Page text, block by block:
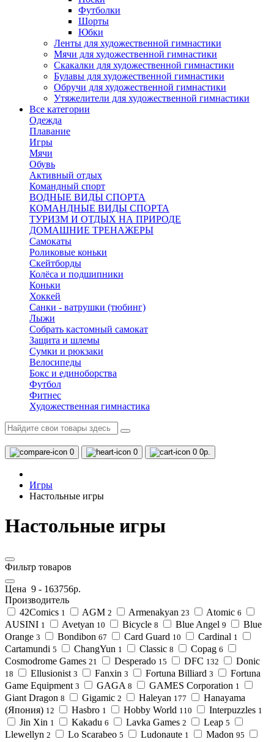
Футболки
Шорты
Юбки
Ленты для художественной гимнастики
Мячи для художественной гимнастики
Скакалки для художественной гимнастики
Булавы для художественной гимнастики
Обручи для художественной гимнастики
Утяжелители для художественной гимнастики
Все категории
Одежда
Плавание
Игры
Мячи
Обувь
Активный отдых
Командный спорт
ВОДНЫЕ ВИДЫ СПОРТА
КОМАНДНЫЕ ВИДЫ СПОРТА
ТУРИЗМ И ОТДЫХ НА ПРИРОДЕ
ДОМАШНИЕ ТРЕНАЖЕРЫ
Самокаты
Роликовые коньки
Скейтборды
Колёса и подшипники
Коньки
Хоккей
Санки - ватрушки (тюбинг)
Лыжи
Собрать кастомный самокат
Защита и шлемы
Сумки и рюкзаки
Велосипеды
Бокс и единоборства
Футбол
Фитнес
Художественная гимнастика
0 0 0 0р.
Игры
Настольные игры
Настольные игры
Фильтр товаров
Цена 9 - 163756р.
Производитель
42Comics 1 AGM 2 Armenakyan 23 Atomic 6
AUSINI 1 Avetyan 10 Bicycle 8 Blue Angel 9
Blue
Orange 3 Bondibon 67 Card Guard 10 Cardinal 1
Cartamundi 5 ChangYun 1 Classic 8 Copag 6
Cosmodrome Games 21 Desperado 15 DFC 132 Donic
18 Ellusionist 3 Fanxin 3 Fortuna Billiard 3
Fortuna
Game Equipment 3 GAGA 8 GAMES Corporation 1
Giant Dragon 8 Gigamic 2 Haleyan 177
Hanayama
(Япония) 12 Hasbro 1 Hobby World 110 Interpuzzles 1
Jin Xin 1 Kakadu 6 Lavka Games 2 Leap 5
Llewellyn 2 Lo Scarabeo 5 Ludonaute 1 Madon 95